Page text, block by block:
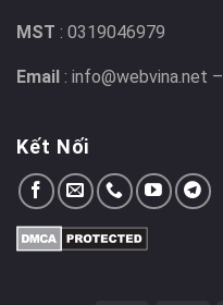
MST : 0319046979
Email : info@webvina.net –
Kết Nối